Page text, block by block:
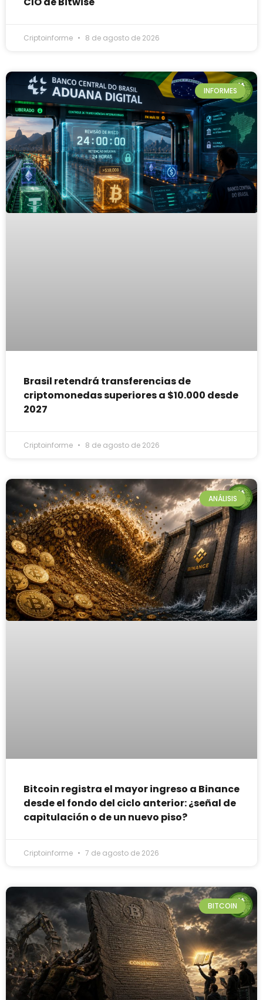
Criptoinforme 8 de agosto de 2026
INFORMES
Brasil retendrá transferencias de
criptomonedas superiores a $10.000 desde
2027
Criptoinforme 8 de agosto de 2026
ANÁLISIS
Bitcoin registra el mayor ingreso a Binance
desde el fondo del ciclo anterior: ¿señal de
capitulación o de un nuevo piso?
Criptoinforme 7 de agosto de 2026
BITCOIN